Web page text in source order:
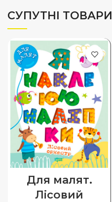
СУПУТНІ ТОВАРИ
Для малят.
Лісовий